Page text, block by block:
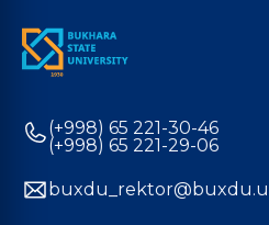
(+998) 65 221-30-46
(+998) 65 221-29-06